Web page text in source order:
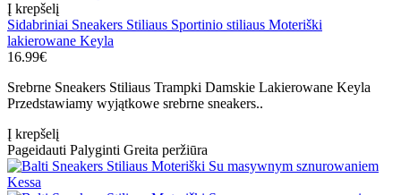
Į krepšelį
Sidabriniai Sneakers Stiliaus Sportinio stiliaus Moteriški
lakierowane Keyla
16.99€
Srebrne Sneakers Stiliaus Trampki Damskie Lakierowane Keyla
Przedstawiamy wyjątkowe srebrne sneakers..
Į krepšelį
Pageidauti Palyginti Greita peržiūra